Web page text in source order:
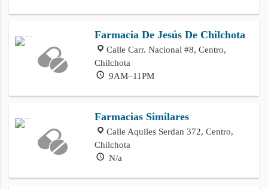
Farmacia De Jesús De Chilchota
Calle Carr. Nacional #8, Centro,
Chilchota
9AM–11PM
Farmacias Similares
Calle Aquiles Serdan 372, Centro,
Chilchota
N/a